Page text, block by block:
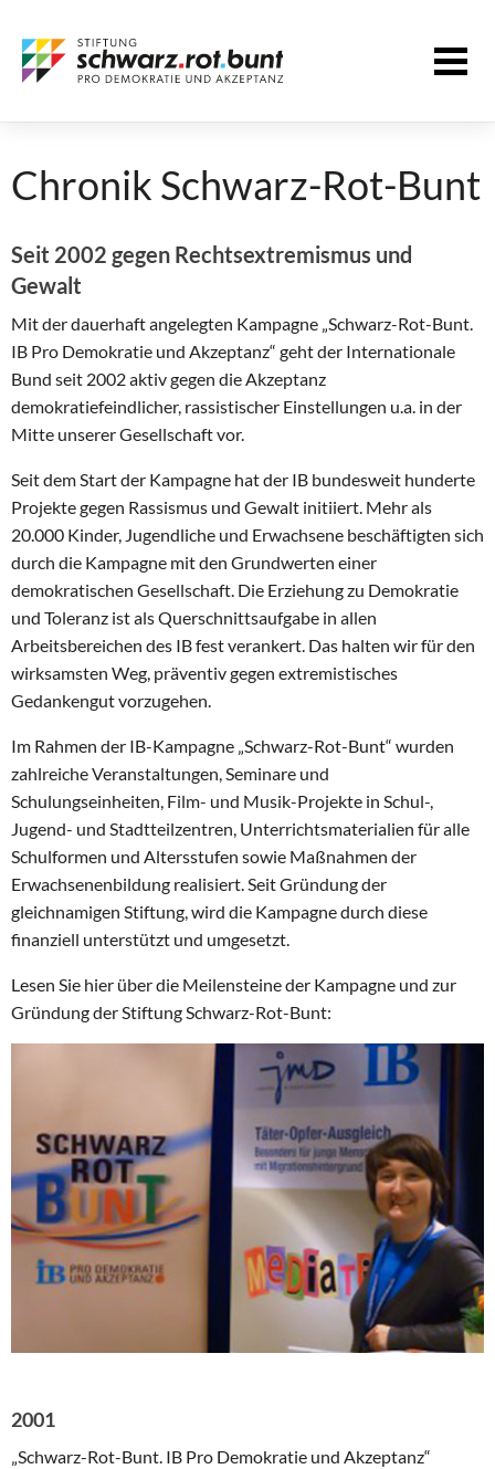
Chronik Schwarz-Rot-Bunt
Seit 2002 gegen Rechtsextremismus und
Gewalt
Mit der dauerhaft angelegten Kampagne „Schwarz-Rot-Bunt.
IB Pro Demokratie und Akzeptanz“ geht der Internationale
Bund seit 2002 aktiv gegen die Akzeptanz
demokratiefeindlicher, rassistischer Einstellungen u.a. in der
Mitte unserer Gesellschaft vor.
Seit dem Start der Kampagne hat der IB bundesweit hunderte
Projekte gegen Rassismus und Gewalt initiiert. Mehr als
20.000 Kinder, Jugendliche und Erwachsene beschäftigten sich
durch die Kampagne mit den Grundwerten einer
demokratischen Gesellschaft. Die Erziehung zu Demokratie
und Toleranz ist als Querschnittsaufgabe in allen
Arbeitsbereichen des IB fest verankert. Das halten wir für den
wirksamsten Weg, präventiv gegen extremistisches
Gedankengut vorzugehen.
Im Rahmen der IB-Kampagne „Schwarz-Rot-Bunt“ wurden
zahlreiche Veranstaltungen, Seminare und
Schulungseinheiten, Film- und Musik-Projekte in Schul-,
Jugend- und Stadtteilzentren, Unterrichtsmaterialien für alle
Schulformen und Altersstufen sowie Maßnahmen der
Erwachsenenbildung realisiert. Seit Gründung der
gleichnamigen Stiftung, wird die Kampagne durch diese
finanziell unterstützt und umgesetzt.
Lesen Sie hier über die Meilensteine der Kampagne und zur
Gründung der Stiftung Schwarz-Rot-Bunt:
2001
„Schwarz-Rot-Bunt. IB Pro Demokratie und Akzeptanz“